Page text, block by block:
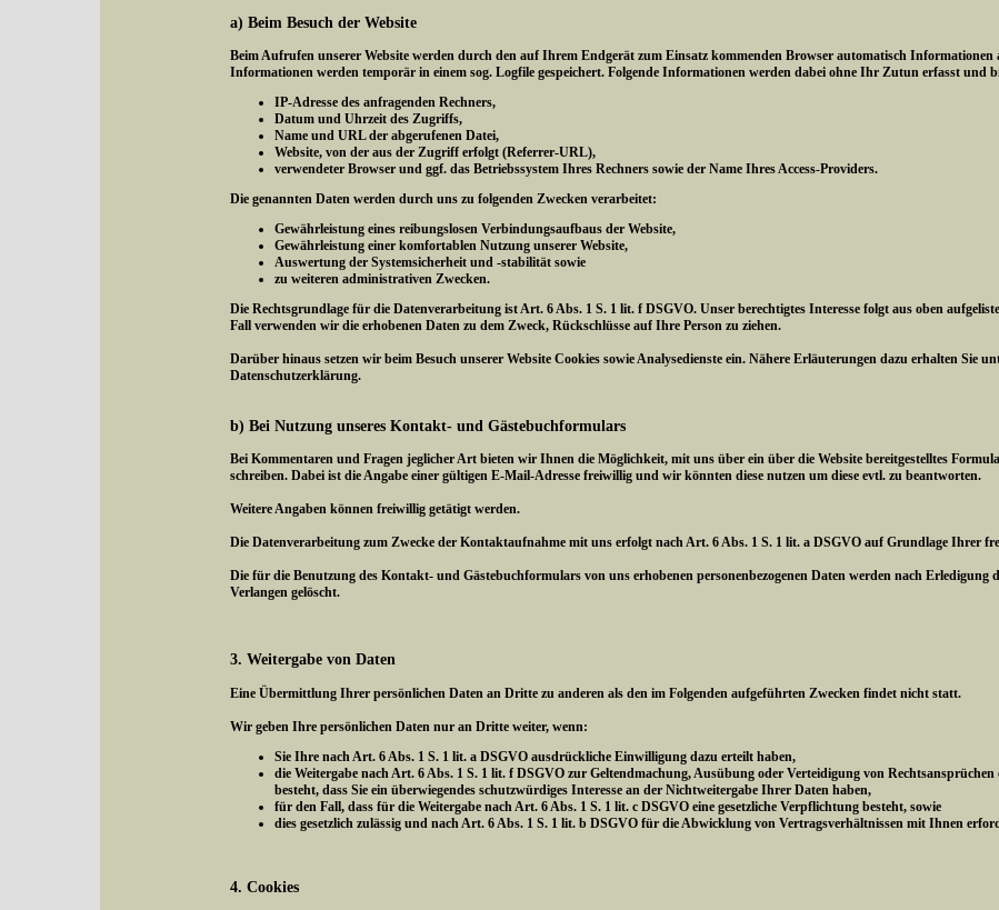
a) Beim Besuch der Website
Beim Aufrufen unserer Website werden durch den auf Ihrem Endgerät zum Einsatz kommenden Browser automatisch Informationen
Informationen werden temporär in einem sog. Logfile gespeichert. Folgende Informationen werden dabei ohne Ihr Zutun erfasst und
IP-Adresse des anfragenden Rechners,
Datum und Uhrzeit des Zugriffs,
Name und URL der abgerufenen Datei,
Website, von der aus der Zugriff erfolgt (Referrer-URL),
verwendeter Browser und ggf. das Betriebssystem Ihres Rechners sowie der Name Ihres Access-Providers.
Die genannten Daten werden durch uns zu folgenden Zwecken verarbeitet:
Gewährleistung eines reibungslosen Verbindungsaufbaus der Website,
Gewährleistung einer komfortablen Nutzung unserer Website,
Auswertung der Systemsicherheit und -stabilität sowie
zu weiteren administrativen Zwecken.
Die Rechtsgrundlage für die Datenverarbeitung ist Art. 6 Abs. 1 S. 1 lit. f DSGVO. Unser berechtigtes Interesse folgt aus oben
Fall verwenden wir die erhobenen Daten zu dem Zweck, Rückschlüsse auf Ihre Person zu ziehen.
Darüber hinaus setzen wir beim Besuch unserer Website Cookies sowie Analysedienste ein. Nähere Erläuterungen dazu erhalten Sie
Datenschutzerklärung.
b) Bei Nutzung unseres Kontakt- und Gästebuchformulars
Bei Kommentaren und Fragen jeglicher Art bieten wir Ihnen die Möglichkeit, mit uns über ein über die Website bereitgestelltes
schreiben. Dabei ist die Angabe einer gültigen E-Mail-Adresse freiwillig und wir könnten diese nutzen um diese evtl. zu beantworten.
Weitere Angaben können freiwillig getätigt werden.
Die Datenverarbeitung zum Zwecke der Kontaktaufnahme mit uns erfolgt nach Art. 6 Abs. 1 S. 1 lit. a DSGVO auf Grundlage Ihrer
Die für die Benutzung des Kontakt- und Gästebuchformulars von uns erhobenen personenbezogenen Daten werden nach
Verlangen gelöscht.
3. Weitergabe von Daten
Eine Übermittlung Ihrer persönlichen Daten an Dritte zu anderen als den im Folgenden aufgeführten Zwecken findet nicht statt.
Wir geben Ihre persönlichen Daten nur an Dritte weiter, wenn:
Sie Ihre nach Art. 6 Abs. 1 S. 1 lit. a DSGVO ausdrückliche Einwilligung dazu erteilt haben,
die Weitergabe nach Art. 6 Abs. 1 S. 1 lit. f DSGVO zur Geltendmachung, Ausübung oder Verteidigung von
besteht, dass Sie ein überwiegendes schutzwürdiges Interesse an der Nichtweitergabe Ihrer Daten haben,
für den Fall, dass für die Weitergabe nach Art. 6 Abs. 1 S. 1 lit. c DSGVO eine gesetzliche Verpflichtung besteht, sowie
dies gesetzlich zulässig und nach Art. 6 Abs. 1 S. 1 lit. b DSGVO für die Abwicklung von Vertragsverhältnissen mit Ihnen
4. Cookies